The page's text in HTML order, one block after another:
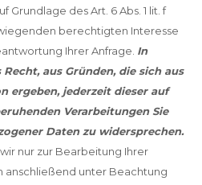
des Art. 6 Abs. 1 lit. f
berechtigten Interesse
Ihrer Anfrage. In
aus Gründen, die sich aus
ergeben, jederzeit dieser auf
Verarbeitungen Sie
Daten zu widersprechen.
nur zur Bearbeitung Ihrer
anschließend unter Beachtung